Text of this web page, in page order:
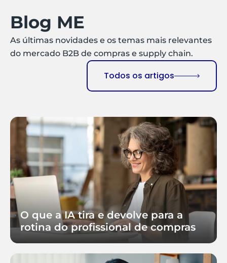
Blog ME
As últimas novidades e os temas mais relevantes
do mercado B2B de compras e supply chain.
Todos os artigos
O que a IA tira e devolve para a
rotina do profissional de compras